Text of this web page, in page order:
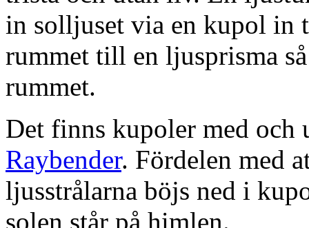
in solljuset via en kupol in
rummet till en ljusprisma
rummet.
Det finns kupoler med och
Raybender. Fördelen med
ljusstrålarna böjs ned i
solen står på himlen.